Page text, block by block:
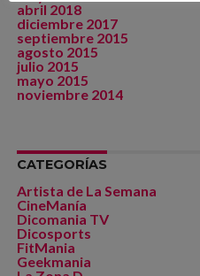
abril 2018
diciembre 2017
septiembre 2015
agosto 2015
julio 2015
mayo 2015
noviembre 2014
CATEGORÍAS
Artista de La Semana
CineManía
Dicomania TV
Dicosports
FitMania
Geekmania